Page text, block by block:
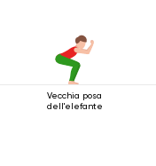
Vecchia posa
dell'elefante